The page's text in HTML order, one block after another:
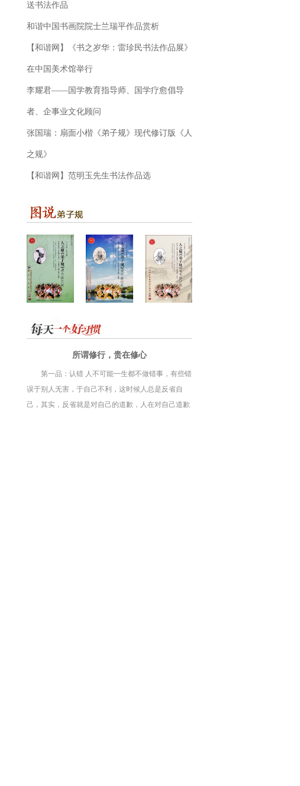
送书法作品
和谐中国书画院院士兰瑞平作品赏析
【和谐网】《书之岁华：雷珍民书法作品展》
在中国美术馆举行
李耀君——国学教育指导师、国学疗愈倡导
者、企事业文化顾问
张国瑞：扇面小楷《弟子规》现代修订版《人
之规》
【和谐网】范明玉先生书法作品选
所谓修行，贵在修心
第一品：认错 人不可能一生都不做错事，有些错
误于别人无害，于自己不利，这时候人总是反省自
己，其实，反省就是对自己的道歉，人在对自己道歉